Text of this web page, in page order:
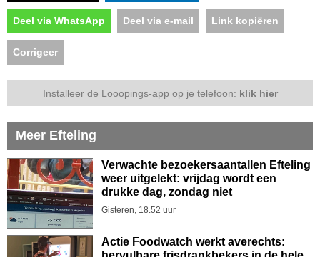
Deel via WhatsApp Deel via e-mail Link kopiëren
Corrigeer
Installeer de Looopings-app op je telefoon: klik hier
Meer Efteling
Verwachte bezoekersaantallen Efteling
weer uitgelekt: vrijdag wordt een
drukke dag, zondag niet
Gisteren, 18.52 uur
Actie Foodwatch werkt averechts: